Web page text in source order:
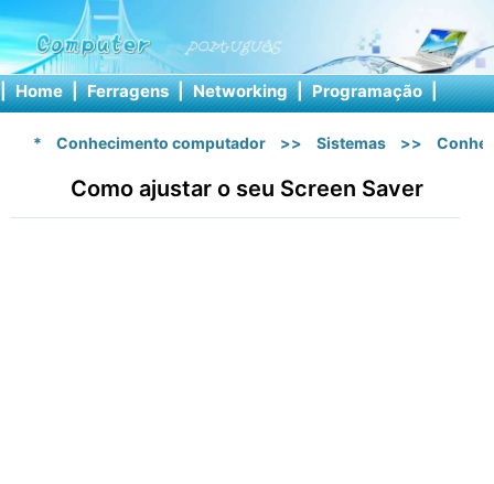
| Home | Ferragens | Networking | Programação |
* Conhecimento computador >> Sistemas >>
Como ajustar o seu Screen Saver